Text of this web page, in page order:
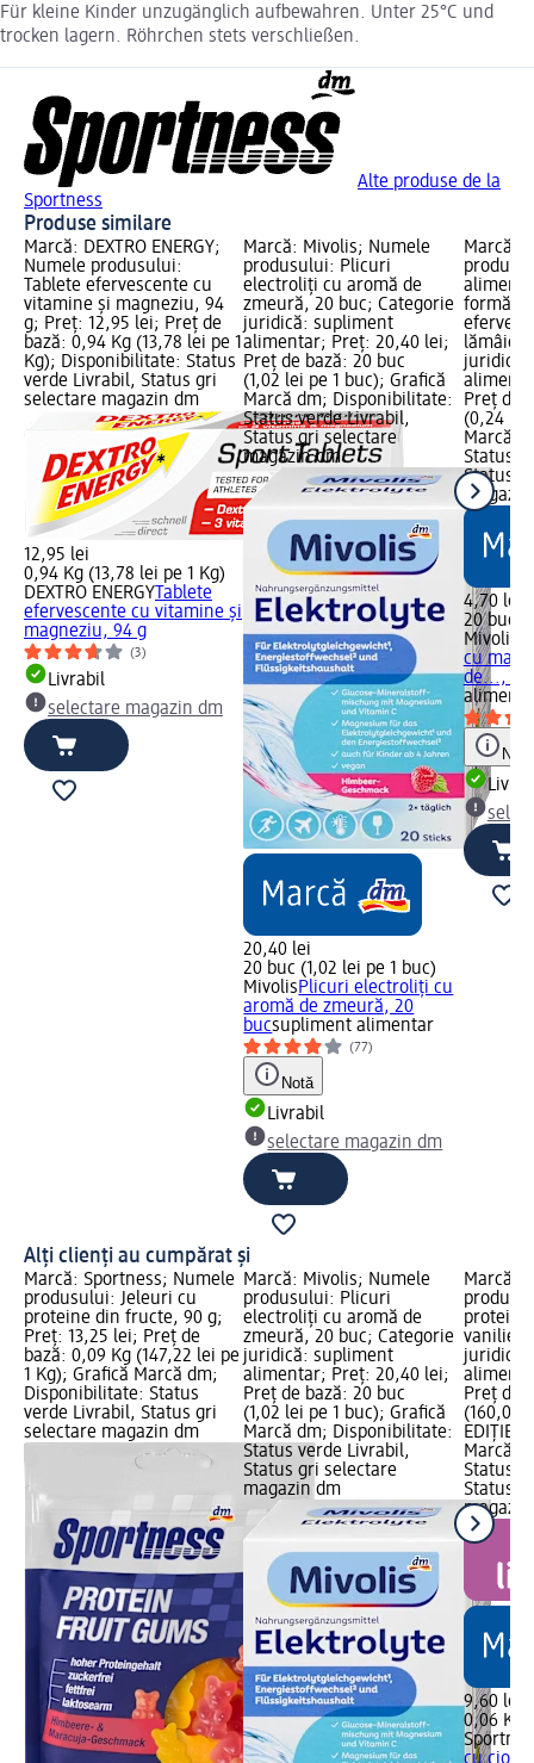
Für kleine Kinder unzugänglich aufbewahren. Unter 25°C und
trocken lagern. Röhrchen stets verschließen.
Alte produse de la
Sportness
Produse similare
Marcă: DEXTRO ENERGY;
Numele produsului:
Tablete efervescente cu
vitamine și magneziu, 94
g; Preț: 12,95 lei; Preț de
bază: 0,94 Kg (13,78 lei pe 1
Kg); Disponibilitate: Status
verde Livrabil, Status gri
selectare magazin dm
12,95 lei
0,94 Kg (13,78 lei pe 1 Kg)
DEXTRO ENERGY Tablete
efervescente cu vitamine și
magneziu, 94 g
(3)
Livrabil
selectare magazin dm
Marcă: Mivolis; Numele
produsului: Plicuri
electroliți cu aromă de
zmeură, 20 buc; Categorie
juridică: supliment
alimentar; Preț: 20,40 lei;
Preț de bază: 20 buc
(1,02 lei pe 1 buc); Grafică
Marcă dm; Disponibilitate:
Status verde Livrabil,
Status gri selectare
magazin dm
20,40 lei
20 buc (1,02 lei pe 1 buc)
MivolisPlicuri electroliți cu
aromă de zmeură, 20
bucsupliment alimentar
(77)
Notă
Livrabil
selectare magazin dm
Marcă:
formă
lămâie,
juridică:
Preț de
(0,24 lei
Marcă
Status
Status
4,70 lei
20 buc
Mivolis
cu
de..., 20
Notă
Alți clienți au cumpărat și
Marcă: Sportness; Numele
produsului: Jeleuri cu
proteine din fructe, 90 g;
Preț: 13,25 lei; Preț de
bază: 0,09 Kg (147,22 lei pe
1 Kg); Grafică Marcă dm;
Disponibilitate: Status
verde Livrabil, Status gri
selectare magazin dm
Marcă: Mivolis; Numele
produsului: Plicuri
electroliți cu aromă de
zmeură, 20 buc; Categorie
juridică: supliment
alimentar; Preț: 20,40 lei;
Preț de bază: 20 buc
(1,02 lei pe 1 buc); Grafică
Marcă dm; Disponibilitate:
Status verde Livrabil,
Status gri selectare
magazin dm
Marcă:
proteică
vanilie,
juridică:
Preț de
(160,00
EDIȚIE
Marcă
Status
Status
9,60 lei
0,06 Kg
cu